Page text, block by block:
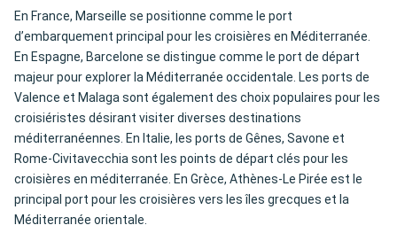
En France, Marseille se positionne comme le port
d’embarquement principal pour les croisières en Méditerranée.
En Espagne, Barcelone se distingue comme le port de départ
majeur pour explorer la Méditerranée occidentale. Les ports de
Valence et Malaga sont également des choix populaires pour les
croisiéristes désirant visiter diverses destinations
méditerranéennes. En Italie, les ports de Gênes, Savone et
Rome-Civitavecchia sont les points de départ clés pour les
croisières en méditerranée. En Grèce, Athènes-Le Pirée est le
principal port pour les croisières vers les îles grecques et la
Méditerranée orientale.